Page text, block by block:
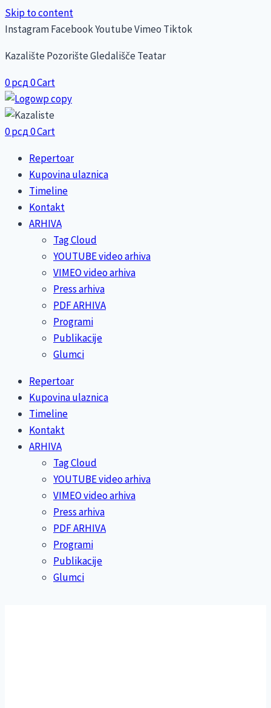
Skip to content
InstagramFacebookYoutubeVimeo Tiktok
Kazalište Pozorište Gledališče Teatar
0рсд0Cart
0рсд0Cart
Repertoar
Kupovina ulaznica
Timeline
Kontakt
ARHIVA
Tag Cloud
YOUTUBE video arhiva
VIMEO video arhiva
Press arhiva
PDF ARHIVA
Programi
Publikacije
Glumci
Repertoar
Kupovina ulaznica
Timeline
Kontakt
ARHIVA
Tag Cloud
YOUTUBE video arhiva
VIMEO video arhiva
Press arhiva
PDF ARHIVA
Programi
Publikacije
Glumci